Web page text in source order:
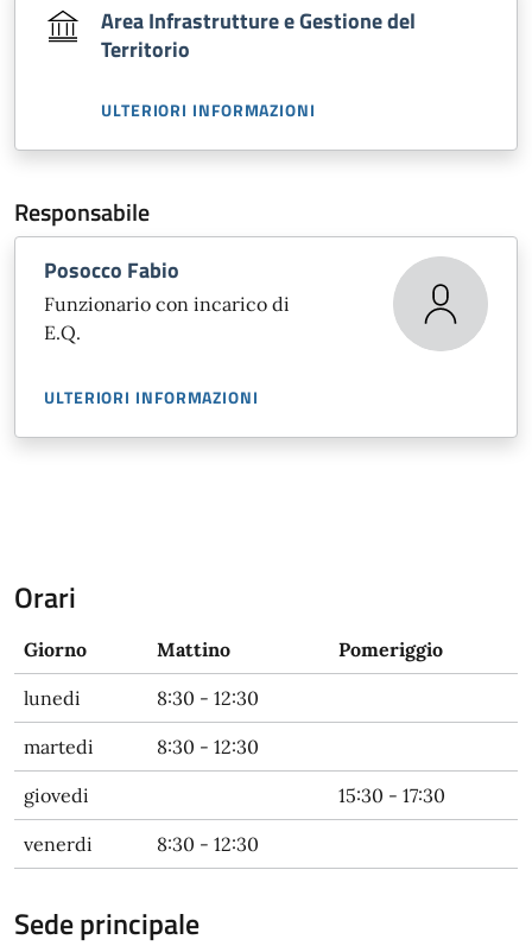
Area Infrastrutture e Gestione del
Territorio
ULTERIORI INFORMAZIONI
Responsabile
Posocco Fabio
Funzionario con incarico di
E.Q.
ULTERIORI INFORMAZIONI
Orari
Giorno Mattino Pomeriggio
lunedi 8:30 - 12:30
martedi 8:30 - 12:30
giovedi 15:30 - 17:30
venerdi 8:30 - 12:30
Sede principale